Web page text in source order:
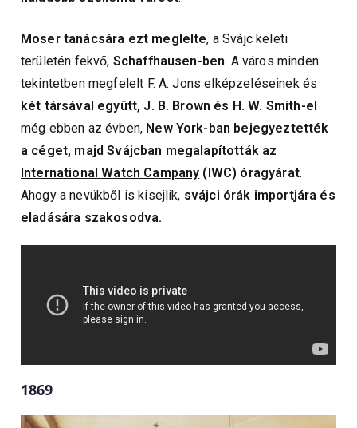
Moser tanácsára ezt meglelte, a Svájc keleti
területén fekvő, Schaffhausen-ben. A város minden
tekintetben megfelelt F. A. Jons elképzeléseinek és
két társával együtt, J. B. Brown és H. W. Smith-el
még ebben az évben, New York-ban bejegyeztették
a céget, majd Svájcban megalapították az
International Watch Campany (IWC) óragyárat.
Ahogy a nevükből is kisejlik, svájci órák importjára és
eladására szakosodva.
1869